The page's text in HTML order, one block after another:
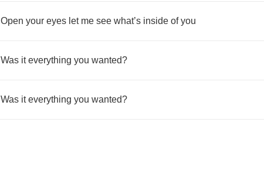
Open your eyes let me see what’s inside of you
Was it everything you wanted?
Was it everything you wanted?